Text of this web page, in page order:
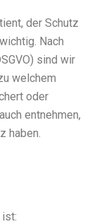
der Schutz
Nach
sind wir
welchem
oder
entnehmen,
haben.